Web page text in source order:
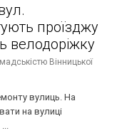
проїзджу
велодоріжку
Вінницької
вулиць. На
на вулиці